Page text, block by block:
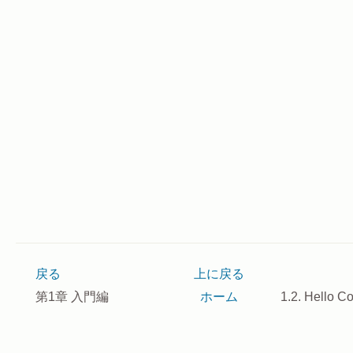
戻る 上に戻る
第1章 入門編
ホーム 1.2. Hello